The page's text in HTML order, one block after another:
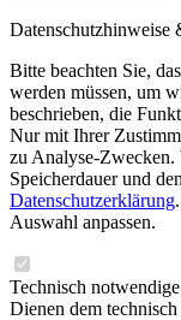
Datenschutzhinweise
Bitte beachten Sie,
werden müssen, um
beschrieben, die
Nur mit Ihrer
zu Analyse-Zwecken.
Speicherdauer und
Datenschutzerklärung
Auswahl anpassen.
Technisch
Dienen dem